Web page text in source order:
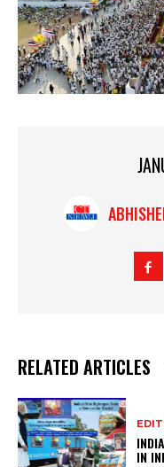
RELATED ARTICLES
IN